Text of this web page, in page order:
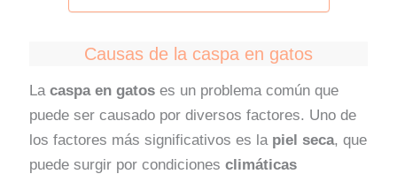
Causas de la caspa en gatos
Lacaspa en gatos es un problema común que
puede ser causado por diversos factores. Uno de
los factores más significativos es la piel seca, que
puede surgir por condicionesclimáticas